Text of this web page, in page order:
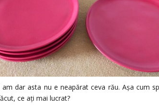
asta nu e neapărat ceva rău. Așa cum
ce ați mai lucrat?